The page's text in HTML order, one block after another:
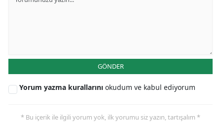
GÖNDER
Yorum yazma kurallarını okudum ve kabul ediyorum
* Bu içerik ile ilgili yorum yok, ilk yorumu siz yazın, tartışalım *